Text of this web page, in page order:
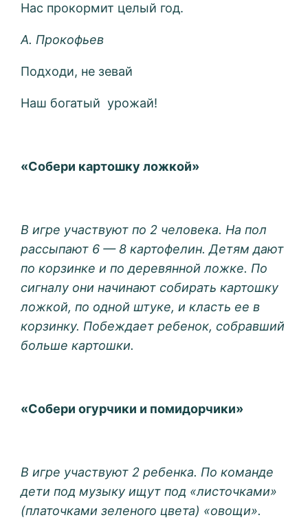
Нас прокормит целый год.
А. Прокофьев
Подходи, не зевай
Наш богатый урожай!
«Собери картошку ложкой»
В игре участвуют по 2 человека. На пол
рассыпают 6 — 8 картофелин. Детям дают
по корзинке и по деревянной ложке. По
сигналу они начинают собирать картошку
ложкой, по одной штуке, и класть ее в
корзинку. Побеждает ребенок, собравший
больше картошки.
«Собери огурчики и помидорчики»
В игре участвуют 2 ребенка. По команде
дети под музыку ищут под «листочками»
(платочками зеленого цвета) «овощи».